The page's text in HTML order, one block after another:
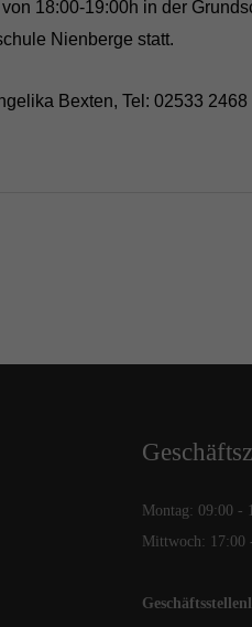
18:00-19:00h in der
Nienberge statt.
Bexten, Tel: 02533 2468
Montag: 09:00 -
Mittwoch: 17:00